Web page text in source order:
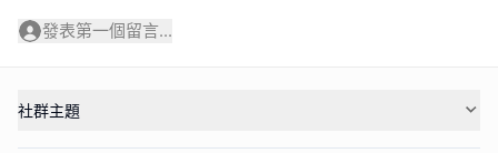
發表第一個留言...
社群主題